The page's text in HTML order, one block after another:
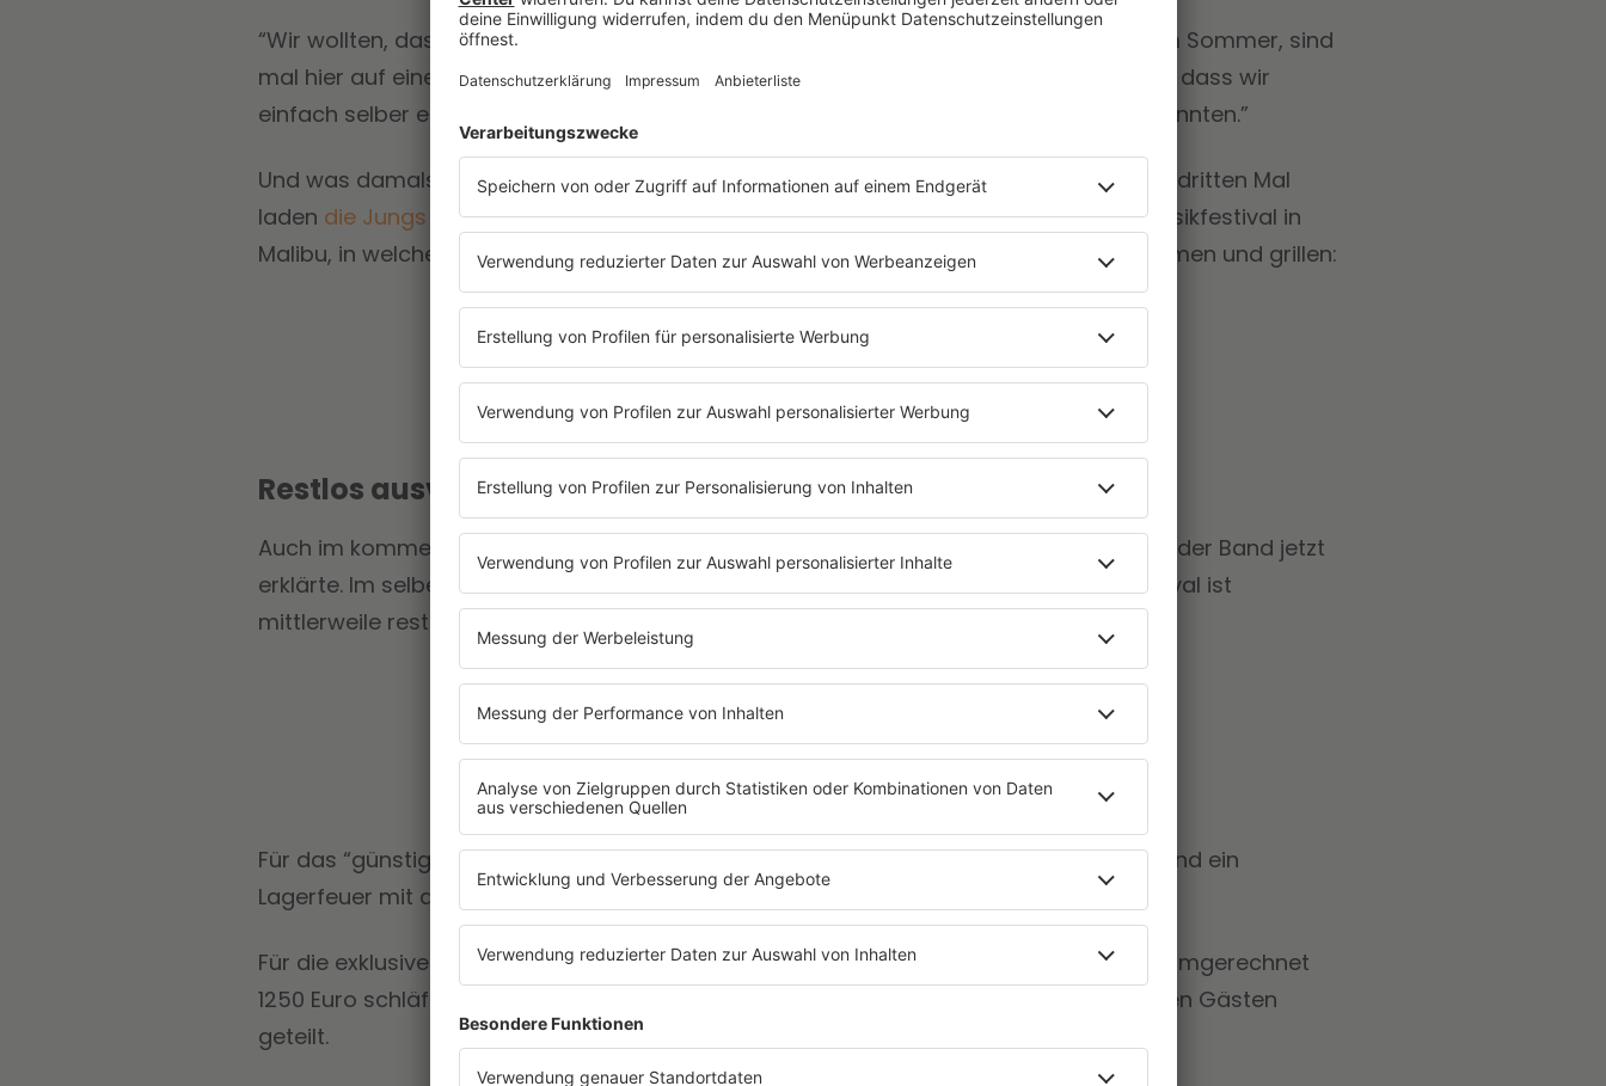
“Wir wollten, dass uns unsere Fans ein Wochenende hautnah erleben. Wir reisen viel im Sommer, sind
mal hier auf einem Gig, mal da auf einem Festival. Irgendwann kam uns dann die Idee, dass wir
einfach selber eines gestalten und so auf die Wünsche unserer Anhänger eingehen könnten.”
Und was damals mit einem Scherz begann, ist nun zur Realität geworden. Bereits zum dritten Mal
laden die Jungs von 30 Seconds to Marszum “Camp Mars” ein. Einem zweitägigen Musikfestival in
Malibu, in welchem Fans und Musiker gemeinsam zelten gehen und musizieren, performen und grillen:
Restlos ausverkauft
Auch im kommenden August soll die Veranstaltung stattfinden, wie das Management der Band jetzt
erklärte. Im selben Atemzug wurden alle Tickets veröffentlicht und siehe da? Das Festival ist
mittlerweile restlos ausverkauft.
Für das “günstige” Package - Zeltplatz (mit eigenem Zelt), Getränke, Essen, Konzerte und ein
Lagerfeuer mit der Band - muss man stolze 930 Euro auf den Tisch legen.
Für die exklusivere Variante musste man ein bisschen tiefer in die Tasche greifen. Für umgerechnet
1250 Euro schläft man hier in einer eigenen Waldhütte, die Toiletten werden mit anderen Gästen
geteilt.